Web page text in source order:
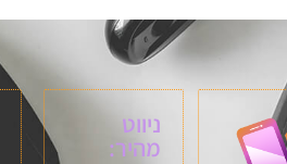
ניווט
מהיר: